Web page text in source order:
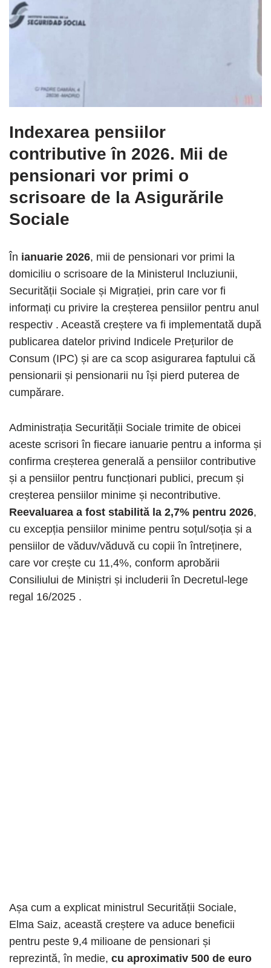
Indexarea pensiilor
contributive în 2026. Mii de
pensionari vor primi o
scrisoare de la Asigurările
Sociale
În ianuarie 2026, mii de pensionari vor primi la
domiciliu o scrisoare de la Ministerul Incluziunii,
Securității Sociale și Migrației, prin care vor fi
informați cu privire la creșterea pensiilor pentru anul
respectiv . Această creștere va fi implementată după
publicarea datelor privind Indicele Prețurilor de
Consum (IPC) și are ca scop asigurarea faptului că
pensionarii și pensionarii nu își pierd puterea de
cumpărare.
Administrația Securității Sociale trimite de obicei
aceste scrisori în fiecare ianuarie pentru a informa și
confirma creșterea generală a pensiilor contributive
și a pensiilor pentru funcționari publici, precum și
creșterea pensiilor minime și necontributive.
Reevaluarea a fost stabilită la 2,7% pentru 2026,
cu excepția pensiilor minime pentru soțul/soția și a
pensiilor de văduv/văduvă cu copii în întreținere,
care vor crește cu 11,4%, conform aprobării
Consiliului de Miniștri și includerii în Decretul-lege
regal 16/2025 .
Așa cum a explicat ministrul Securității Sociale,
Elma Saiz, această creștere va aduce beneficii
pentru peste 9,4 milioane de pensionari și
reprezintă, în medie, cu aproximativ 500 de euro